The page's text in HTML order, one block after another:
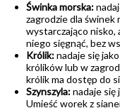
Świnka morska:
zagrodzie dla świnek
wystarczająco nisko,
niego sięgnąć, bez
Królik:nadaje się
królików lub w
królik ma dostęp do
Szynszyla:nadaje się
Umieść worek z